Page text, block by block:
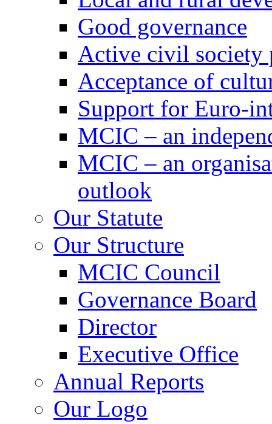
Good governance
Active civil society
Acceptance of
Support for Euro-
MCIC – an
MCIC – an
outlook
Our Statute
Our Structure
MCIC Council
Governance Board
Director
Executive Office
Annual Reports
Our Logo